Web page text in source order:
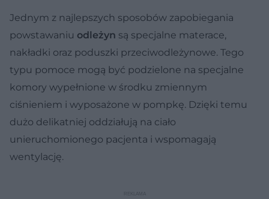
Jednym z najlepszych sposobów zapobiegania
powstawaniu odleżyn są specjalne materace,
nakładki oraz poduszki przeciwodleżynowe. Tego
typu pomoce mogą być podzielone na specjalne
komory wypełnione w środku zmiennym
ciśnieniem i wyposażone w pompkę. Dzięki temu
dużo delikatniej oddziałują na ciało
unieruchomionego pacjenta i wspomagają
wentylację.